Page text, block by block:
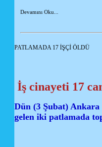
Devamını Oku...
PATLAMADA 17 İŞÇİ ÖLDÜ
İş cinayeti 17
Dün (3 Şubat)
gelen iki patlamada